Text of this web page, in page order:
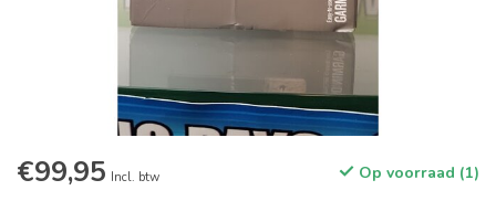
€99,95 Incl. btw Op voorraad (1)